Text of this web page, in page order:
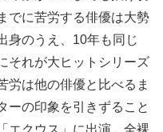
でに苦労する俳優は大勢
身のうえ、10年も同じ
それが大ヒットシリーズ
労は他の俳優と比べるま
ーの印象を引きずること